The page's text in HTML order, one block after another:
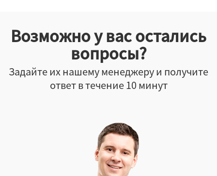
Возможно у вас остались
вопросы?
Задайте их нашему менеджеру и получите
ответ в течение 10 минут